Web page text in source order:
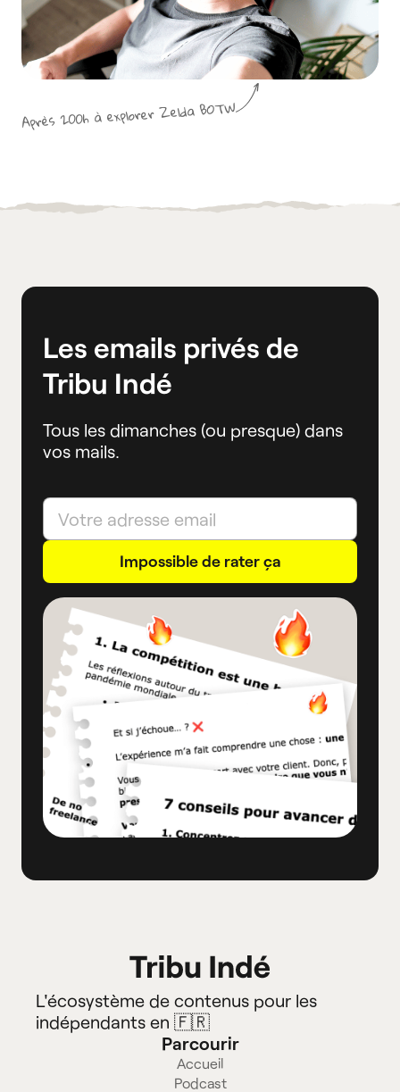
Après 200h à explorer Zelda BOTW
Les emails privés de
Tribu Indé
Tous les dimanches (ou presque) dans
vos mails.
L'écosystème de contenus pour les
indépendants en 🇫🇷
Parcourir
Accueil
Podcast